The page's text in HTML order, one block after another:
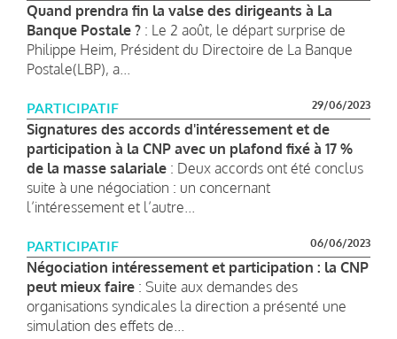
Quand prendra fin la valse des dirigeants à La
Banque Postale ? : Le 2 août, le départ surprise de
Philippe Heim, Président du Directoire de La Banque
Postale(LBP), a...
PARTICIPATIF 29/06/2023
Signatures des accords d'intéressement et de
participation à la CNP avec un plafond fixé à 17 %
de la masse salariale : Deux accords ont été conclus
suite à une négociation : un concernant
l’intéressement et l’autre...
PARTICIPATIF 06/06/2023
Négociation intéressement et participation : la CNP
peut mieux faire : Suite aux demandes des
organisations syndicales la direction a présenté une
simulation des effets de...